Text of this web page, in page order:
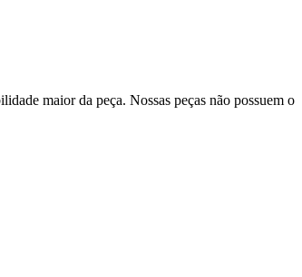
maior da peça. Nossas peças não possuem o